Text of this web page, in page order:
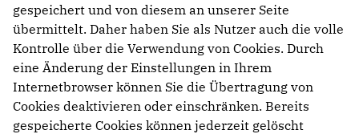
gespeichert und von diesem an unserer Seite
übermittelt. Daher haben Sie als Nutzer auch die volle
Kontrolle über die Verwendung von Cookies. Durch
eine Änderung der Einstellungen in Ihrem
Internetbrowser können Sie die Übertragung von
Cookies deaktivieren oder einschränken. Bereits
gespeicherte Cookies können jederzeit gelöscht